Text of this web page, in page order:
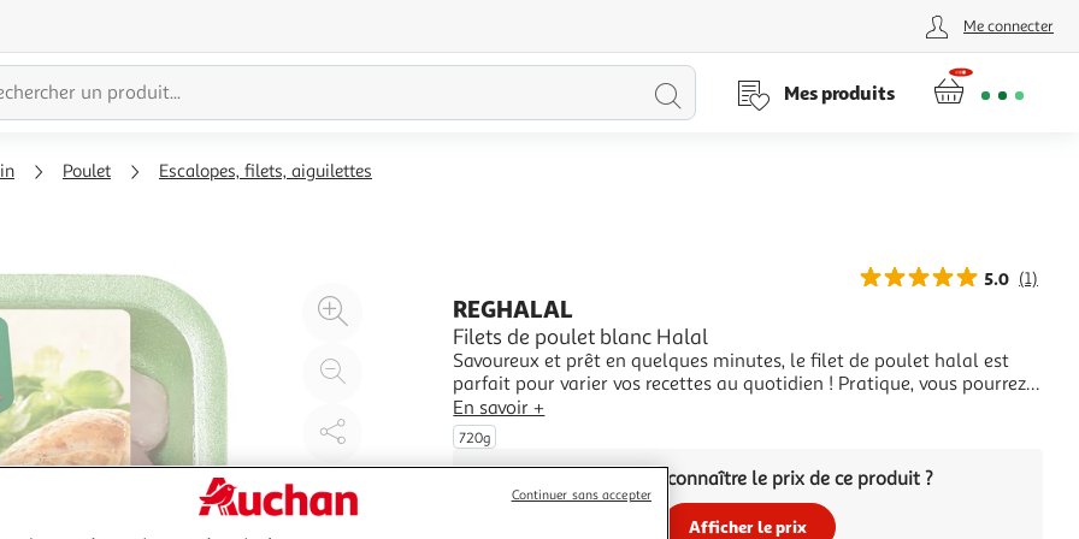
Me connecter
Lancer
Mes produits
Poulet Escalopes, filets, aiguilettes
Agrandir
l'illustration
l'illustration
100
%
Partager
le
produit
5.0 (1)
REGHALAL
Filets de poulet blanc Halal
Savoureux et prêt en quelques minutes, le filet de poulet halal est
parfait pour varier vos recettes au quotidien ! Pratique, vous pourrez
le cuisiner simplement doré à la poêle, agrémenté d'une sauce,
simplement fourré ou découpé en cubes …Traçabilité halal maîtrisée.
Garantie origine France : vola
En savoir +
720g
Vous voulez connaître le prix de ce produit ?
Afficher le prix
Continuer sans accepter